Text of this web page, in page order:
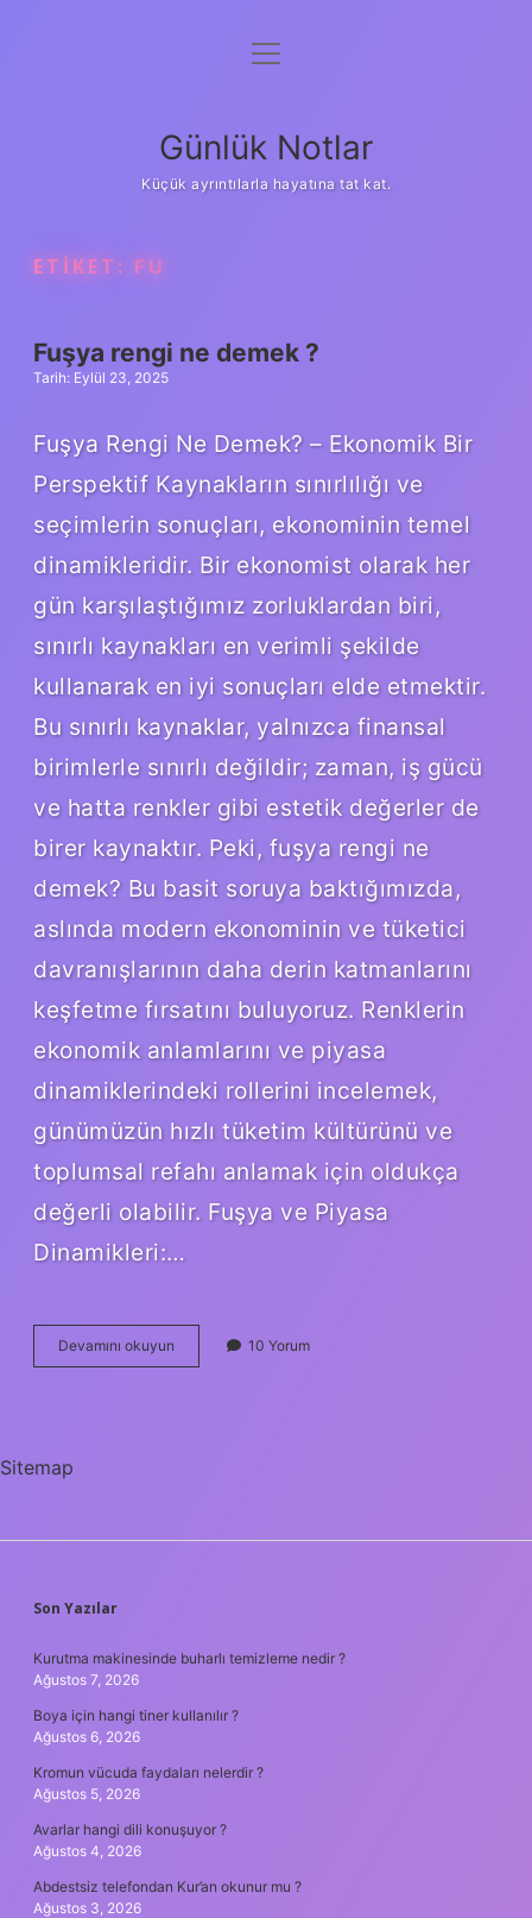
Anasayfa
Yasal Uyarı
menüyü
Günlük Notlar
Küçük ayrıntılarla hayatına tat kat.
ETIKET: FU
Fuşya rengi ne demek ?
Tarih: Eylül 23, 2025
Fuşya Rengi Ne Demek? – Ekonomik Bir
Perspektif Kaynakların sınırlılığı ve
seçimlerin sonuçları, ekonominin temel
dinamikleridir. Bir ekonomist olarak her
gün karşılaştığımız zorluklardan biri,
sınırlı kaynakları en verimli şekilde
kullanarak en iyi sonuçları elde etmektir.
Bu sınırlı kaynaklar, yalnızca finansal
birimlerle sınırlı değildir; zaman, iş gücü
ve hatta renkler gibi estetik değerler de
birer kaynaktır. Peki, fuşya rengi ne
demek? Bu basit soruya baktığımızda,
aslında modern ekonominin ve tüketici
davranışlarının daha derin katmanlarını
keşfetme fırsatını buluyoruz. Renklerin
ekonomik anlamlarını ve piyasa
dinamiklerindeki rollerini incelemek,
günümüzün hızlı tüketim kültürünü ve
toplumsal refahı anlamak için oldukça
değerli olabilir. Fuşya ve Piyasa
Dinamikleri:…
Devamını okuyun
rengi
10 Yorum
Sitemap
SIDEBAR
Son Yazılar
Kurutma makinesinde buharlı temizleme nedir ?
Ağustos 7, 2026
Boya için hangi tiner kullanılır ?
Ağustos 6, 2026
Kromun vücuda faydaları nelerdir ?
Ağustos 5, 2026
Avarlar hangi dili konuşuyor ?
Ağustos 4, 2026
Abdestsiz telefondan Kur’an okunur mu ?
Ağustos 3, 2026